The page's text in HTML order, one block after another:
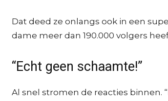
Dat deed ze onlangs ook in een
dame meer dan 190.000 volgers
“Echt geen schaamte!”
Al snel stromen de reacties binnen.